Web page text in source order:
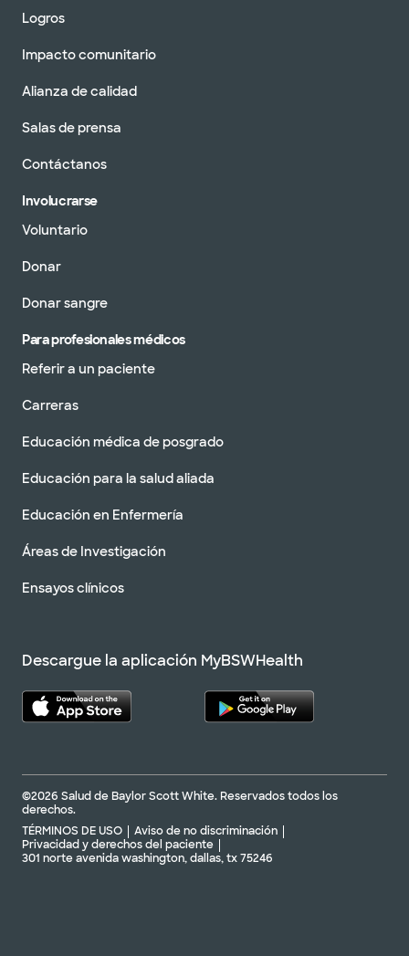
Logros
Impacto comunitario
Alianza de calidad
Salas de prensa
Contáctanos
Involucrarse
Voluntario
Donar
Donar sangre
Para profesionales médicos
Referir a un paciente
Carreras
Educación médica de posgrado
Educación para la salud aliada
Educación en Enfermería
Áreas de Investigación
Ensayos clínicos
Descargue la aplicación MyBSWHealth
©2026 Salud de Baylor Scott White. Reservados todos los
derechos.
TÉRMINOS DE USO
Aviso de no discriminación
Privacidad y derechos del paciente
301 norte avenida washington, dallas, tx 75246